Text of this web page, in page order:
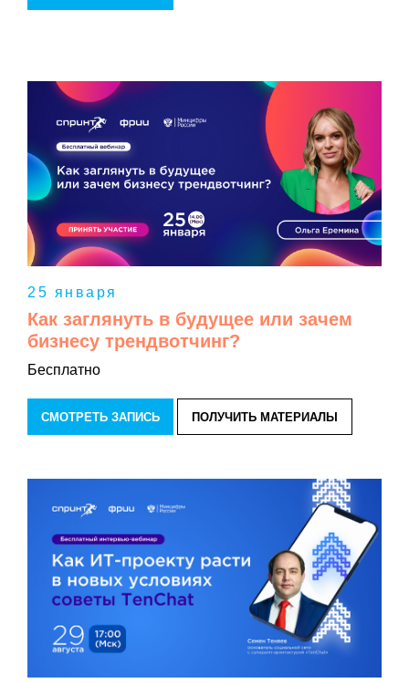
25 января
Как заглянуть в будущее или зачем
бизнесу трендвотчинг?
Бесплатно
СМОТРЕТЬ ЗАПИСЬ ПОЛУЧИТЬ МАТЕРИАЛЫ